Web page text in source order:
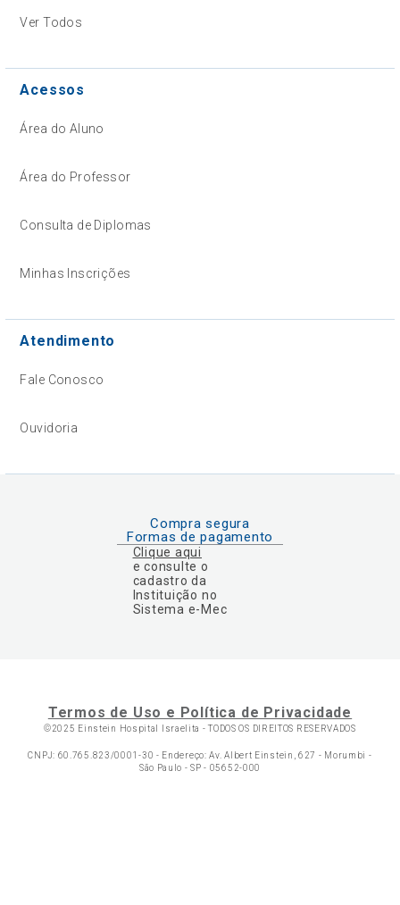
Ver Todos
Acessos
Área do Aluno
Área do Professor
Consulta de Diplomas
Minhas Inscrições
Atendimento
Fale Conosco
Ouvidoria
Compra segura
Formas de pagamento
Clique aqui
e consulte o
cadastro da
Instituição no
Sistema e-Mec
Termos de Uso e Política de Privacidade
©2025 Einstein Hospital Israelita -TODOS OS DIREITOS RESERVADOS
CNPJ: 60.765.823/0001-30 - Endereço: Av. Albert Einstein, 627 - Morumbi -
São Paulo - SP - 05652-000